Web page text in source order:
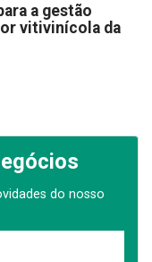
a gestão
vitivinícola da
do nosso